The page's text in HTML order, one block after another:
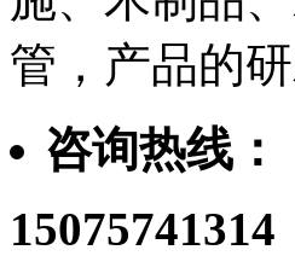
管，产品的
咨询热线：
15075741314